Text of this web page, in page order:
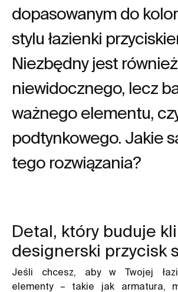
dopasowanym do
stylu łazienki
Niezbędny jest
niewidocznego, lecz
ważnego elementu,
podtynkowego. Jakie
tego rozwiązania?
Detal, który buduje
designerski przycisk
Jeśli chcesz, aby w Twojej
elementy – takie jak armatura,